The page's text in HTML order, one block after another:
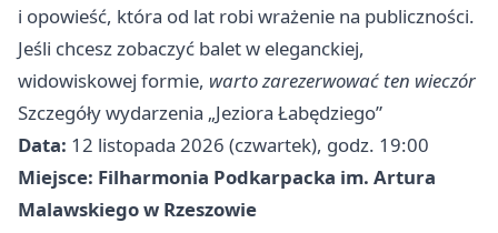
i opowieść, która od lat robi wrażenie na publiczności.
Jeśli chcesz zobaczyć balet w eleganckiej,
widowiskowej formie, warto zarezerwować ten wieczór
Szczegóły wydarzenia „Jeziora Łabędziego”
Data: 12 listopada 2026 (czwartek), godz. 19:00
Miejsce: Filharmonia Podkarpacka im. Artura
Malawskiego w Rzeszowie